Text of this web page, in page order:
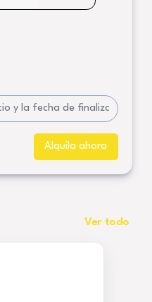
Alquila ahora
Ver todo